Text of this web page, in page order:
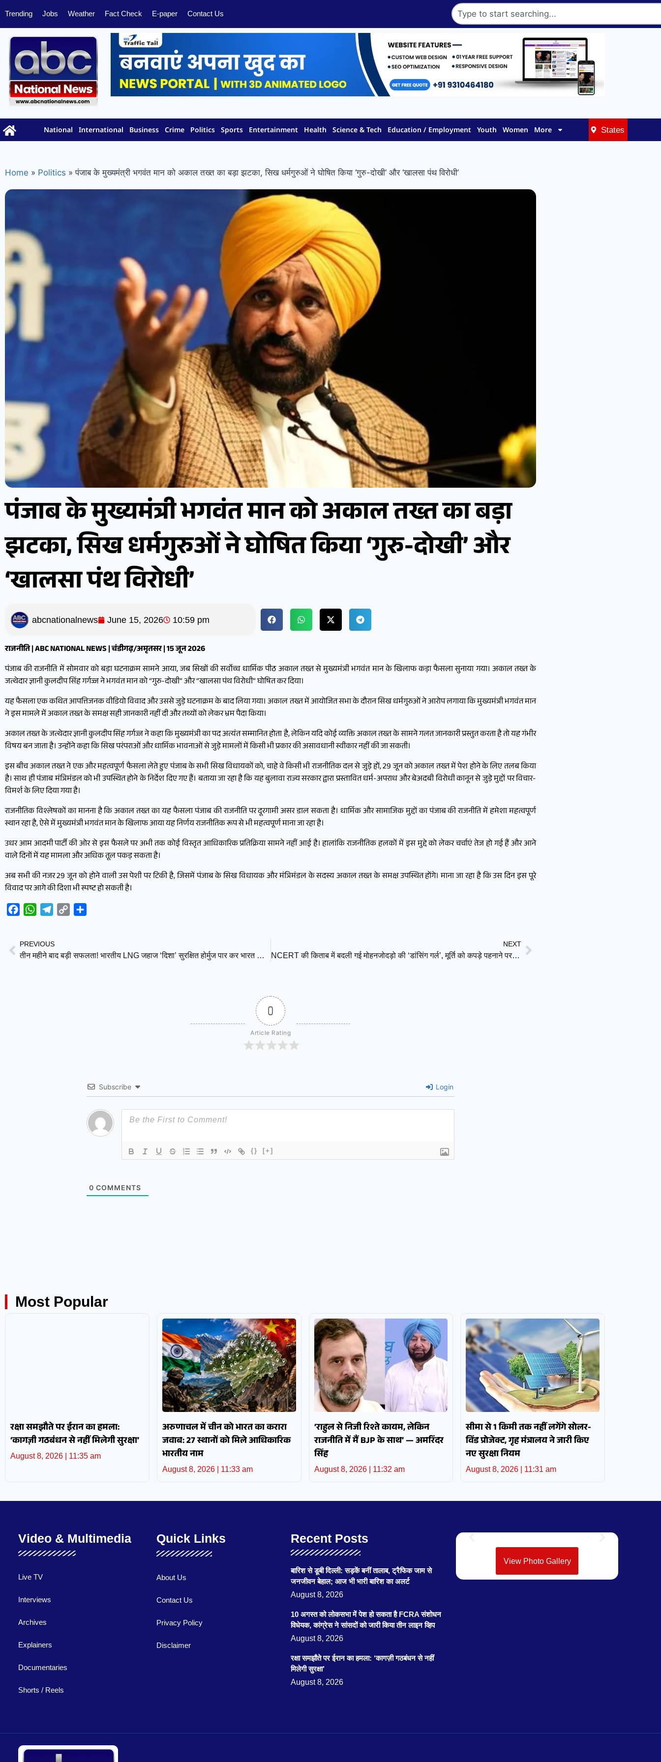
Trending Jobs Weather Fact Check E-paper Contact Us
National International Business Crime Politics Sports Entertainment Health Science & Tech Education / Employment Youth Women More States
Home » Politics » पंजाब के मुख्यमंत्री भगवंत मान को अकाल तख्त का बड़ा झटका, सिख धर्मगुरुओं ने घोषित किया ‘गुरु-दोखी’ और ‘खालसा पंथ विरोधी’
पंजाब के मुख्यमंत्री भगवंत मान को अकाल तख्त का बड़ा
झटका, सिख धर्मगुरुओं ने घोषित किया ‘गुरु-दोखी’ और
‘खालसा पंथ विरोधी’
abcnationalnews June 15, 2026 10:59 pm
राजनीति | ABC NATIONAL NEWS | चंडीगढ़/अमृतसर | 15 जून 2026
पंजाब की राजनीति में सोमवार को बड़ा घटनाक्रम सामने आया, जब सिखों की सर्वोच्च धार्मिक पीठ अकाल तख्त से मुख्यमंत्री भगवंत मान के खिलाफ कड़ा फैसला सुनाया गया। अकाल तख्त के
जत्थेदार ज्ञानी कुलदीप सिंह गर्गज्ज ने भगवंत मान को “गुरु-दोखी” और “खालसा पंथ विरोधी” घोषित कर दिया।
यह फैसला एक कथित आपत्तिजनक वीडियो विवाद और उससे जुड़े घटनाक्रम के बाद लिया गया। अकाल तख्त में आयोजित सभा के दौरान सिख धर्मगुरुओं ने आरोप लगाया कि मुख्यमंत्री भगवंत मान
ने इस मामले में अकाल तख्त के समक्ष सही जानकारी नहीं दी और तथ्यों को लेकर भ्रम पैदा किया।
अकाल तख्त के जत्थेदार ज्ञानी कुलदीप सिंह गर्गज्ज ने कहा कि मुख्यमंत्री का पद अत्यंत सम्मानित होता है, लेकिन यदि कोई व्यक्ति अकाल तख्त के सामने गलत जानकारी प्रस्तुत करता है तो यह गंभीर
विषय बन जाता है। उन्होंने कहा कि सिख परंपराओं और धार्मिक भावनाओं से जुड़े मामलों में किसी भी प्रकार की असावधानी स्वीकार नहीं की जा सकती।
इस बीच अकाल तख्त ने एक और महत्वपूर्ण फैसला लेते हुए पंजाब के सभी सिख विधायकों को, चाहे वे किसी भी राजनीतिक दल से जुड़े हों, 29 जून को अकाल तख्त में पेश होने के लिए तलब किया
है। साथ ही पंजाब मंत्रिमंडल को भी उपस्थित होने के निर्देश दिए गए हैं। बताया जा रहा है कि यह बुलावा राज्य सरकार द्वारा प्रस्तावित धर्म-अपराध और बेअदबी विरोधी कानून से जुड़े मुद्दों पर विचार-
विमर्श के लिए दिया गया है।
राजनीतिक विश्लेषकों का मानना है कि अकाल तख्त का यह फैसला पंजाब की राजनीति पर दूरगामी असर डाल सकता है। धार्मिक और सामाजिक मुद्दों का पंजाब की राजनीति में हमेशा महत्वपूर्ण
स्थान रहा है, ऐसे में मुख्यमंत्री भगवंत मान के खिलाफ आया यह निर्णय राजनीतिक रूप से भी महत्वपूर्ण माना जा रहा है।
उधर आम आदमी पार्टी की ओर से इस फैसले पर अभी तक कोई विस्तृत आधिकारिक प्रतिक्रिया सामने नहीं आई है। हालांकि राजनीतिक हलकों में इस मुद्दे को लेकर चर्चाएं तेज हो गई हैं और आने
वाले दिनों में यह मामला और अधिक तूल पकड़ सकता है।
अब सभी की नजर 29 जून को होने वाली उस पेशी पर टिकी है, जिसमें पंजाब के सिख विधायक और मंत्रिमंडल के सदस्य अकाल तख्त के समक्ष उपस्थित होंगे। माना जा रहा है कि उस दिन इस पूरे
विवाद पर आगे की दिशा भी स्पष्ट हो सकती है।
FacebookWhatsAppTelegram
Copy
PREVIOUS
तीन महीने बाद बड़ी सफलता! भारतीय LNG जहाज ‘दिशा’ सुरक्षित होर्मुज पार कर भारत की ओर रवाना
NEXT
NCERT की किताब में बदली गई मोहनजोदड़ो की ‘डांसिंग गर्ल’, मूर्ति को कपड़े पहनाने पर नया विवाद
0
Article Rating
Subscribe Login
{} [+]
0 COMMENTS
Most Popular
रक्षा समझौते पर ईरान का हमला:
‘कागज़ी गठबंधन से नहीं मिलेगी सुरक्षा’
August 8, 2026 11:35 am
अरुणाचल में चीन को भारत का करारा
जवाब: 27 स्थानों को मिले आधिकारिक
भारतीय नाम
August 8, 2026 11:33 am
‘राहुल से निजी रिश्ते कायम, लेकिन
राजनीति में मैं BJP के साथ’ — अमरिंदर
सिंह
August 8, 2026 11:32 am
सीमा से 1 किमी तक नहीं लगेंगे सोलर-
विंड प्रोजेक्ट, गृह मंत्रालय ने जारी किए
नए सुरक्षा नियम
August 8, 2026 11:31 am
Video & Multimedia
Live TV
Interviews
Archives
Explainers
Documentaries
Shorts / Reels
Quick Links
About Us
Contact Us
Privacy Policy
Disclaimer
Recent Posts
बारिश से डूबी दिल्ली: सड़कें बनीं तालाब, ट्रैफिक जाम से
जनजीवन बेहाल; आज भी भारी बारिश का अलर्ट
August 8, 2026
10 अगस्त को लोकसभा में पेश हो सकता है FCRA संशोधन
विधेयक, कांग्रेस ने सांसदों को जारी किया तीन लाइन व्हिप
August 8, 2026
रक्षा समझौते पर ईरान का हमला: ‘कागज़ी गठबंधन से नहीं
मिलेगी सुरक्षा’
August 8, 2026
View Photo Gallery